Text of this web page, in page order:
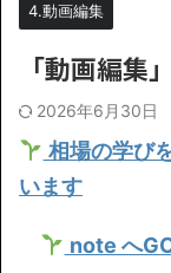
4.動画編集
「動画編集
2026年6月30日
相場の学び
います
note へ